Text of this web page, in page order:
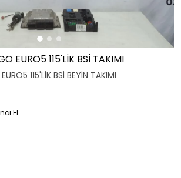
EURO5 115'LİK BSİ TAKIMI
115'LİK BSİ BEYİN TAKIMI
El